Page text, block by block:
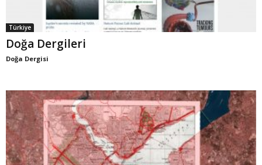
Türkiye
Doğa Dergileri
Doğa Dergisi